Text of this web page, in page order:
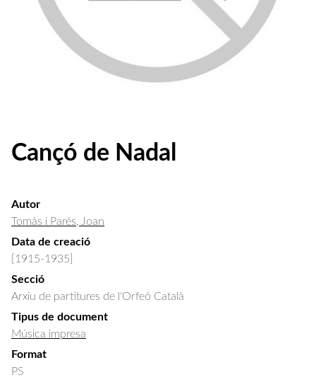
Cançó de Nadal
Autor
Tomàs i Parés, Joan
Data de creació
[1915-1935]
Secció
Arxiu de partitures de l'Orfeó Català
Tipus de document
Música impresa
Format
PS